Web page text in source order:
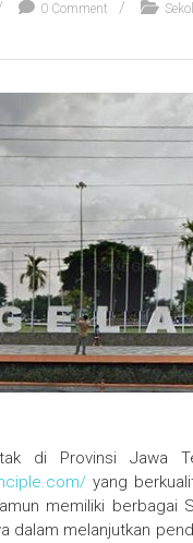
0 Comment
di Provinsi Jawa
yang
memiliki
dalam melanjutkan